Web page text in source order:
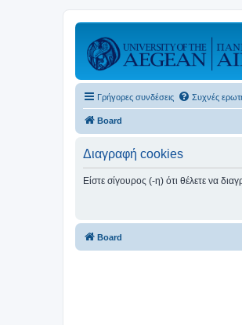
Γρήγορες συνδέσεις Συχνές
Board
Διαγραφή cookies
Είστε σίγουρος (-η) ότι θέλετε να
Board